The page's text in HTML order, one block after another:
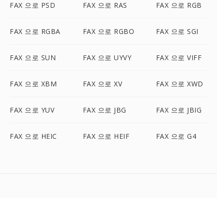
FAX 으로 PSD FAX 으로 RAS FAX 으로 RGB
FAX 으로 RGBA FAX 으로 RGBO FAX 으로 SGI
FAX 으로 SUN FAX 으로 UYVY FAX 으로 VIFF
FAX 으로 XBM FAX 으로 XV FAX 으로 XWD
FAX 으로 YUV FAX 으로 JBG FAX 으로 JBIG
FAX 으로 HEIC FAX 으로 HEIF FAX 으로 G4